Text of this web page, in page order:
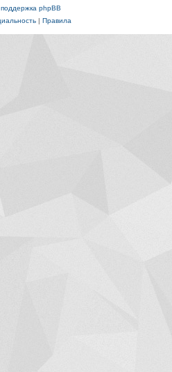
поддержка phpBB
| Правила